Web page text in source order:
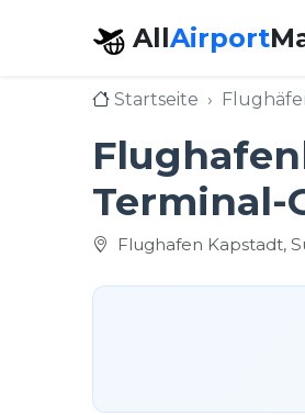
AllAirport
Startseite
Terminal-
Flughafen Kapstadt,